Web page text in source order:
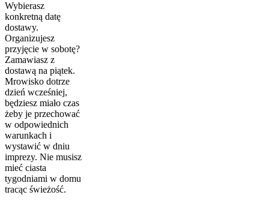
Wybierasz
konkretną datę
dostawy.
Organizujesz
przyjęcie w sobotę?
Zamawiasz z
dostawą na piątek.
Mrowisko dotrze
dzień wcześniej,
będziesz miało czas
żeby je przechować
w odpowiednich
warunkach i
wystawić w dniu
imprezy. Nie musisz
mieć ciasta
tygodniami w domu
tracąc świeżość.